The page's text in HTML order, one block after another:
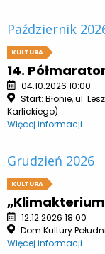
Październik
KULTURA
14.
04.10.2026 10:00
Start: Błonie, ul.
Karlickiego)
Więcej informacji
Grudzień 2026
KULTURA
„Klimakterium
12.12.2026 18:00
Dom Kultury
Więcej informacji